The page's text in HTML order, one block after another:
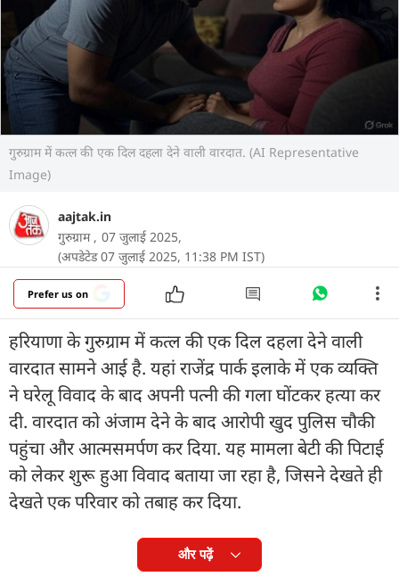
गुरुग्राम में कत्ल की एक दिल दहला देने वाली वारदात. (AI Representative
Image)
aajtak.in
गुरुग्राम , 07 जुलाई 2025,
(अपडेटेड 07 जुलाई 2025, 11:38 PM IST)
Prefer us on
हरियाणा के गुरुग्राम में कत्ल की एक दिल दहला देने वाली
वारदात सामने आई है. यहां राजेंद्र पार्क इलाके में एक व्यक्ति
ने घरेलू विवाद के बाद अपनी पत्नी की गला घोंटकर हत्या कर
दी. वारदात को अंजाम देने के बाद आरोपी खुद पुलिस चौकी
पहुंचा और आत्मसमर्पण कर दिया. यह मामला बेटी की पिटाई
को लेकर शुरू हुआ विवाद बताया जा रहा है, जिसने देखते ही
देखते एक परिवार को तबाह कर दिया.
और पढ़ें